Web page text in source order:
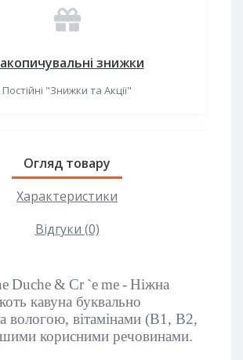
знижки
Постійні "Знижки та Акції"
Огляд товару
Характеристики
Відгуки (0)
Duche& Cr `eme-Ніжна
кавуна буквально
вологою, вітамінами (В1, В2,
корисними речовинами.